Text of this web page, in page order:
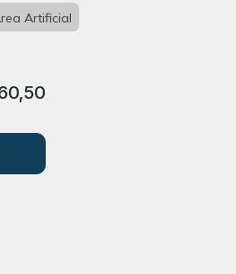
Artificial